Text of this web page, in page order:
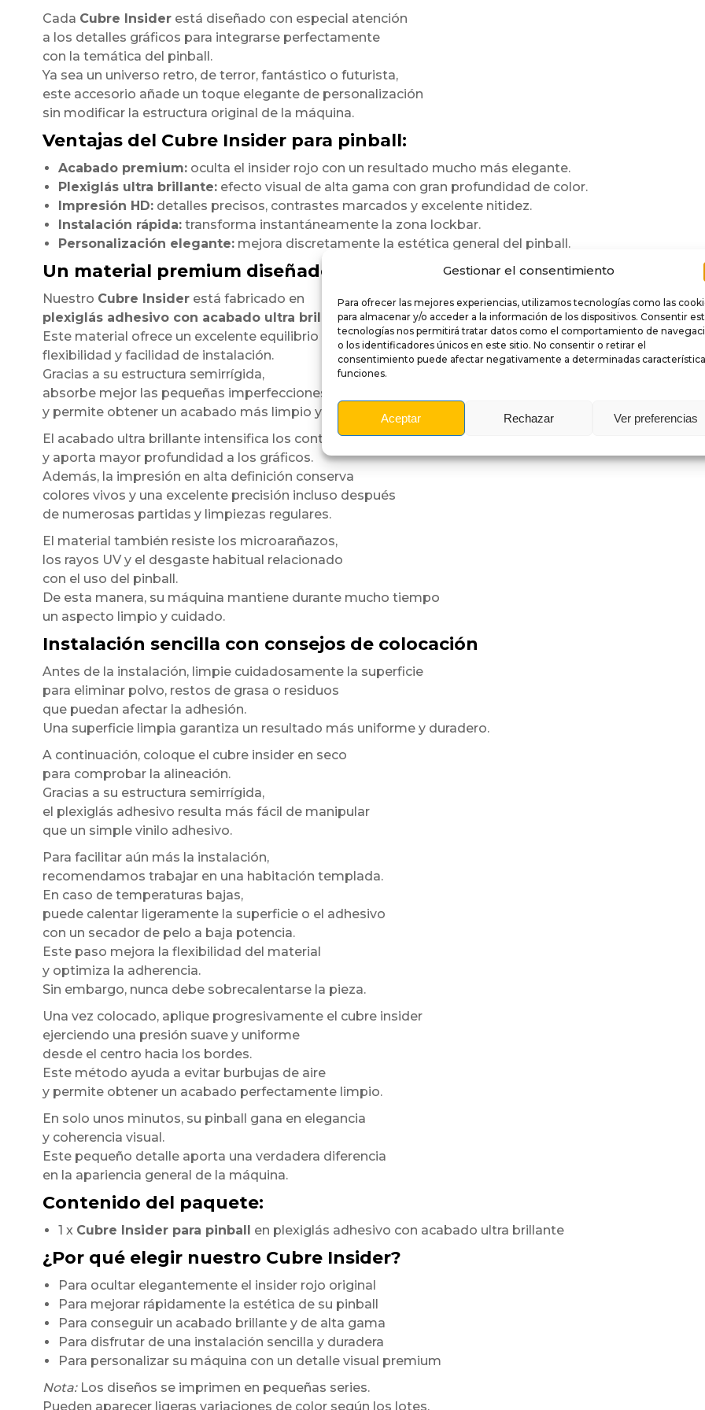
Gestionar el consentimiento
Para ofrecer las mejores experiencias, utilizamos tecnologías como las
para almacenar y/o acceder a la información de los dispositivos. Consentir
tecnologías nos permitirá tratar datos como el comportamiento de
o los identificadores únicos en este sitio. No consentir o retirar el
consentimiento puede afectar negativamente a determinadas
funciones.
Aceptar Rechazar Ver preferencias
Cada Cubre Insiderestá diseñado con especial atención
a los detalles gráficos para integrarse perfectamente
con la temática del pinball.
Ya sea un universo retro, de terror, fantástico o futurista,
este accesorio añade un toque elegante de personalización
sin modificar la estructura original de la máquina.
Ventajas del Cubre Insider para pinball:
Acabado premium:oculta el insider rojo con un resultado mucho más elegante.
Plexiglás ultra brillante:efecto visual de alta gama con gran profundidad de color.
Impresión HD:detalles precisos, contrastes marcados y excelente nitidez.
Instalación rápida:transforma instantáneamente la zona lockbar.
Personalización elegante:mejora discretamente la estética general del pinball.
Un material premium diseñado para durar
Nuestro Cubre Insiderestá fabricado en
plexiglás adhesivo con acabado ultra brillante.
Este material ofrece un excelente equilibrio entre rigidez,
flexibilidad y facilidad de instalación.
Gracias a su estructura semirrígida,
absorbe mejor las pequeñas imperfecciones de la superficie
y permite obtener un acabado más limpio y uniforme.
El acabado ultra brillante intensifica los contrastes
y aporta mayor profundidad a los gráficos.
Además, la impresión en alta definición conserva
colores vivos y una excelente precisión incluso después
de numerosas partidas y limpiezas regulares.
El material también resiste los microarañazos,
los rayos UV y el desgaste habitual relacionado
con el uso del pinball.
De esta manera, su máquina mantiene durante mucho tiempo
un aspecto limpio y cuidado.
Instalación sencilla con consejos de colocación
Antes de la instalación, limpie cuidadosamente la superficie
para eliminar polvo, restos de grasa o residuos
que puedan afectar la adhesión.
Una superficie limpia garantiza un resultado más uniforme y duradero.
A continuación, coloque el cubre insider en seco
para comprobar la alineación.
Gracias a su estructura semirrígida,
el plexiglás adhesivo resulta más fácil de manipular
que un simple vinilo adhesivo.
Para facilitar aún más la instalación,
recomendamos trabajar en una habitación templada.
En caso de temperaturas bajas,
puede calentar ligeramente la superficie o el adhesivo
con un secador de pelo a baja potencia.
Este paso mejora la flexibilidad del material
y optimiza la adherencia.
Sin embargo, nunca debe sobrecalentarse la pieza.
Una vez colocado, aplique progresivamente el cubre insider
ejerciendo una presión suave y uniforme
desde el centro hacia los bordes.
Este método ayuda a evitar burbujas de aire
y permite obtener un acabado perfectamente limpio.
En solo unos minutos, su pinball gana en elegancia
y coherencia visual.
Este pequeño detalle aporta una verdadera diferencia
en la apariencia general de la máquina.
Contenido del paquete:
1 x Cubre Insider para pinball en plexiglás adhesivo con acabado ultra brillante
¿Por qué elegir nuestro Cubre Insider?
Para ocultar elegantemente el insider rojo original
Para mejorar rápidamente la estética de su pinball
Para conseguir un acabado brillante y de alta gama
Para disfrutar de una instalación sencilla y duradera
Para personalizar su máquina con un detalle visual premium
Nota:Los diseños se imprimen en pequeñas series.
Pueden aparecer ligeras variaciones de color según los lotes,